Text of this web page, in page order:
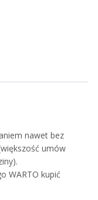
nawet bez
umów
WARTO kupić